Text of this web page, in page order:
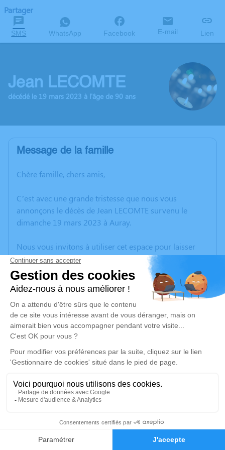
Faire-part Hommages
Partager
SMS WhatsApp Facebook E-mail Lien
Jean LECOMTE
décédé le 19 mars 2023 à l'âge de 90 ans
Message de la famille
Chère famille, chers amis,
C’est avec une grande tristesse que nous vous
annonçons le décès de Jean LECOMTE survenu le
dimanche 19 mars 2023 à Auray.
Nous vous invitons à utiliser cet espace pour laisser
vos condoléances, partager des photos souvenirs, une
anecdote ou exprimer vos pensées à travers des
poèmes ou des textes. Cet endroit est un lieu
d'expression dédié à honorer la mémoire de Jean
LECOMTE.
Un service de plantation d’arbre hommage est
disponible ici.
Je rends hommage
Cérémonie religieuse
Église Saint-Cornély de Carnac
Carnac